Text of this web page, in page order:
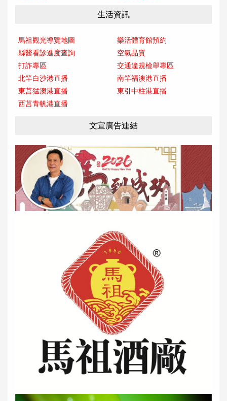
生活資訊
馬祖觀光導覽地圖
樂活體育館預約
縣醫看診進度查詢
空氣品質
打詐專區
交通違規檢舉專區
北竿白沙港直播
南竿福澳港直播
東莒猛澳港直播
東引中柱港直播
西莒青帆港直播
文宣廣告連結